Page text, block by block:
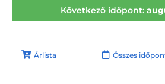
Következő időpont:
Árlista Összes